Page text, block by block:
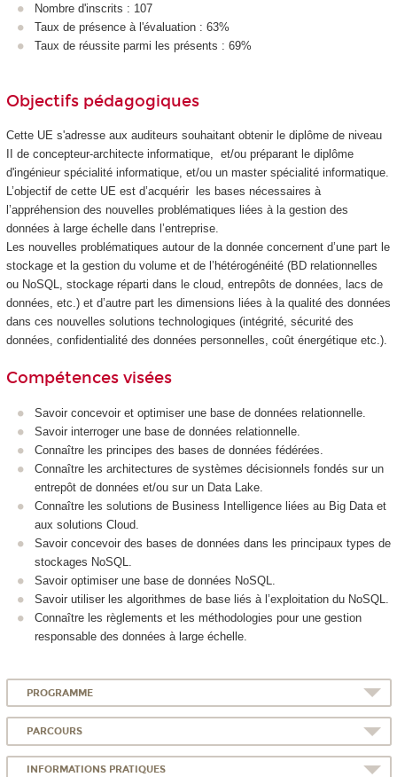
Nombre d'inscrits : 107
Taux de présence à l'évaluation : 63%
Taux de réussite parmi les présents : 69%
Objectifs pédagogiques
Cette UE s'adresse aux auditeurs souhaitant obtenir le diplôme de niveau
II de concepteur-architecte informatique, et/ou préparant le diplôme
d'ingénieur spécialité informatique, et/ou un master spécialité informatique.
L’objectif de cette UE est d’acquérir les bases nécessaires à
l’appréhension des nouvelles problématiques liées à la gestion des
données à large échelle dans l’entreprise.
Les nouvelles problématiques autour de la donnée concernent d’une part le
stockage et la gestion du volume et de l’hétérogénéité (BD relationnelles
ou NoSQL, stockage réparti dans le cloud, entrepôts de données, lacs de
données, etc.) et d’autre part les dimensions liées à la qualité des données
dans ces nouvelles solutions technologiques (intégrité, sécurité des
données, confidentialité des données personnelles, coût énergétique etc.).
Compétences visées
Savoir concevoir et optimiser une base de données relationnelle.
Savoir interroger une base de données relationnelle.
Connaître les principes des bases de données fédérées.
Connaître les architectures de systèmes décisionnels fondés sur un
entrepôt de données et/ou sur un Data Lake.
Connaître les solutions de Business Intelligence liées au Big Data et
aux solutions Cloud.
Savoir concevoir des bases de données dans les principaux types de
stockages NoSQL.
Savoir optimiser une base de données NoSQL.
Savoir utiliser les algorithmes de base liés à l’exploitation du NoSQL.
Connaître les règlements et les méthodologies pour une gestion
responsable des données à large échelle.
PROGRAMME
PARCOURS
INFORMATIONS PRATIQUES